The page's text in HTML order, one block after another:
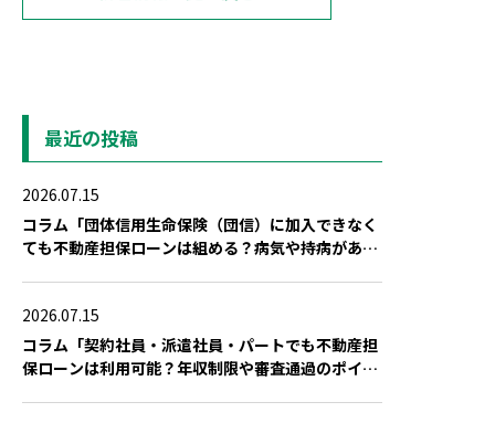
最近の投稿
2026.07.15
コラム「団体信用生命保険（団信）に加入できなく
ても不動産担保ローンは組める？病気や持病がある
2026.07.15
コラム「契約社員・派遣社員・パートでも不動産担
保ローンは利用可能？年収制限や審査通過のポイン